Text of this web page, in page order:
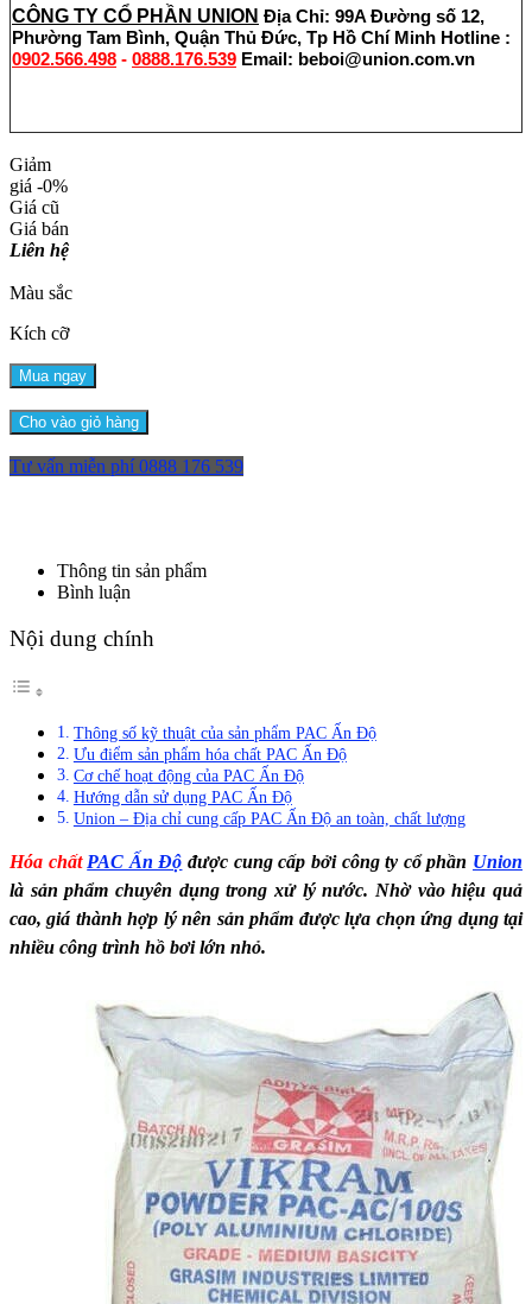
CÔNG TY CỔ PHẦN UNION Địa Chỉ: 99A Đường số 12,
Phường Tam Bình, Quận Thủ Đức, Tp Hồ Chí Minh Hotline :
0902.566.498 - 0888.176.539 Email: beboi@union.com.vn
Giảm
giá -0%
Giá cũ
Giá bán
Liên hệ
Màu sắc
Kích cỡ
Mua ngay
Cho vào giỏ hàng
Tư vấn miễn phí 0888 176 539
Thông tin sản phẩm
Bình luận
Nội dung chính
Thông số kỹ thuật của sản phẩm PAC Ấn Độ
Ưu điểm sản phẩm hóa chất PAC Ấn Độ
Cơ chế hoạt động của PAC Ấn Độ
Hướng dẫn sử dụng PAC Ấn Độ
Union – Địa chỉ cung cấp PAC Ấn Độ an toàn, chất lượng
Hóa chất PAC Ấn Độ được cung cấp bởi công ty cổ phần Union
là sản phẩm chuyên dụng trong xử lý nước. Nhờ vào hiệu quả
cao, giá thành hợp lý nên sản phẩm được lựa chọn ứng dụng tại
nhiều công trình hồ bơi lớn nhỏ.